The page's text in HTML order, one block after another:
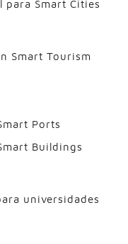
para Smart Cities
Smart Tourism
Ports
Buildings
universidades